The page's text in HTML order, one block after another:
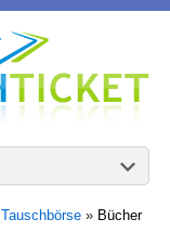
Tauschbörse » Bücher